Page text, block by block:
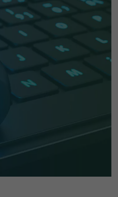
Technologien auf unserer
während andere uns
zu verbessern.
verarbeitet werden (z. B. IP-
Anzeigen und Inhalte oder
Weitere Informationen über die
in unserer
Daten in den USA.
dieser Services stimmen Sie
in den USA gemäß Art. 49 (1)
USA als Land mit
EU-Standards ein. So besteht
personenbezogene Daten in
ohne bestehende
alle verwendeten Cookies. Sie
Kategorien geben oder sich
und so nur bestimmte